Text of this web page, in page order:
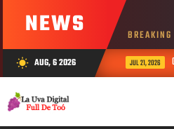
NEWS BREAKING
wb_sunny AUG, 6 2026
el período 2026-2028 JUL 21, 2026